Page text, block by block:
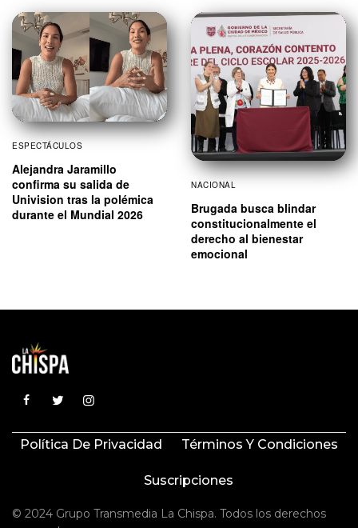
ESPECTÁCULOS
Alejandra Jaramillo
confirma su salida de
Univision tras la polémica
durante el Mundial 2026
NACIONAL
Brugada busca blindar
constitucionalmente el
derecho al bienestar
emocional
Política De Privacidad Términos Y Condiciones
Suscripciones
© 2024 Grupo Transmedia La Chispa. Todos los derechos